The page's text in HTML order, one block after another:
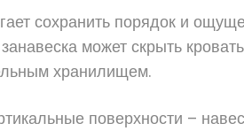
сохранить порядок и
может скрыть
хранилищем.
поверхности –